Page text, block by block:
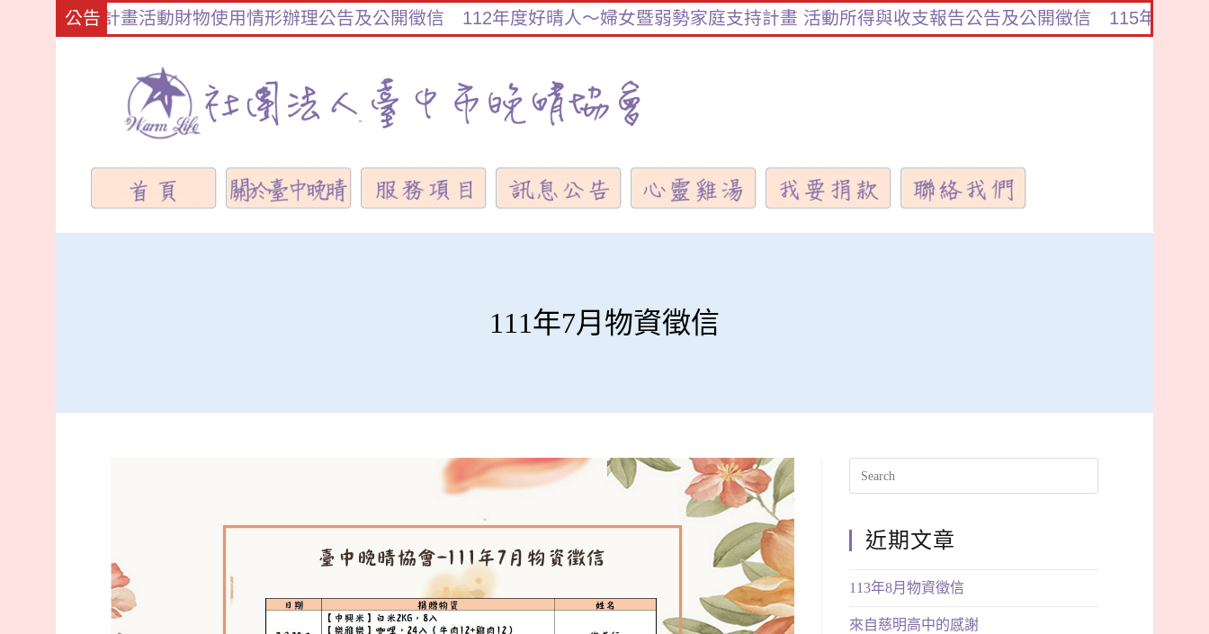
公告
支持計畫活動財物使用情形辦理公告及公開徵信 112年度好晴人～婦女暨弱勢家庭支持計畫 活動所得與收支報告公告及公開徵信 115年❤️新春愉
111年7月物資徵信
近期文章
113年8月物資徵信
來自慈明高中的感謝